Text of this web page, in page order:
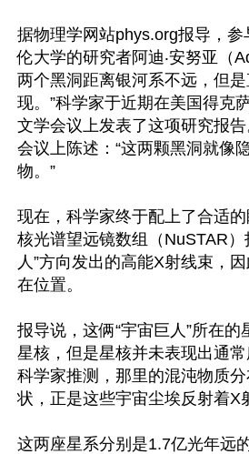
据物理学网站phys.org报导，参
伦大学的研究者阿迪‧安努亚（
两个黑洞距离银河系不远，但
现。”科学家于近期在美国得克
文学会议上发表了这项研究报
会议上陈述：“这两颗黑洞就像
物。”
现在，科学家终于配上了合适
核光谱望远镜数组（NuSTAR）
人”方向发出的高能X射线束，
在位置。
报导说，这俩“宇宙巨人”所在
星核，但是星核并未表现出通常
科学家推测，那里的混沌物质
状，正是这些宇宙尘埃反射着X
这两座星系分别是1.7亿光年远